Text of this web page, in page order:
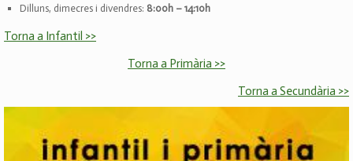
Dilluns, dimecres i divendres: 8:00h – 14:10h
Torna a Infantil >>
Torna a Primària >>
Torna a Secundària >>